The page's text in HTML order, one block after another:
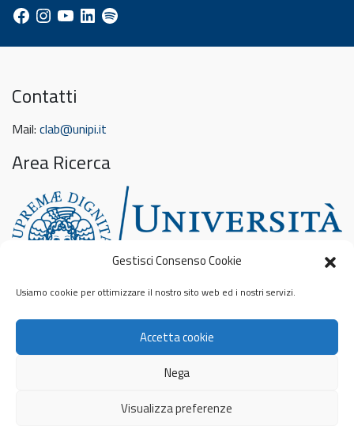
Gestisci Consenso Cookie
Usiamo cookie per ottimizzare il nostro sito web ed i nostri servizi.
Accetta cookie
Nega
Visualizza preferenze
Facebook
Instagram
YouTube
LinkedInSpotify
Contatti
Mail: clab@unipi.it
Area Ricerca
Cookie Policy
Privacy & Cookies: This site uses cookies. By continuing to use this
website, you agree to their use.
To find out more, including how to control cookies, see here: